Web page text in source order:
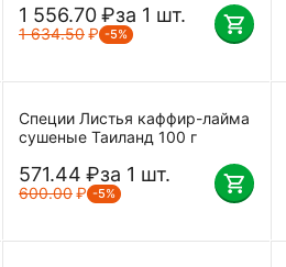
1 556.70₽за 1 шт.
1 634.50₽ -5%
Специи Листья каффир-лайма
сушеные Таиланд 100 г
571.44 ₽за 1 шт.
600.00₽ -5%